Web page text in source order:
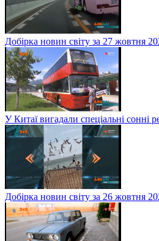
Добірка новин світу за 27 жовтня
У Китаї вигадали спеціальні сонні
Добірка новин світу за 26 жовтня